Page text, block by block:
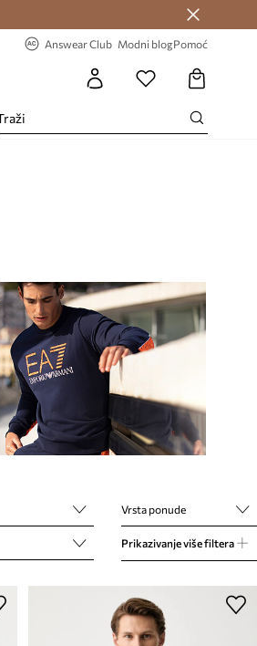
Answear Club Modni blogPomoć
Vrsta ponude
Prikazivanje više filtera